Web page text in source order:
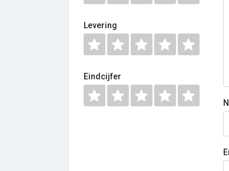
Levering
Eindcijfer